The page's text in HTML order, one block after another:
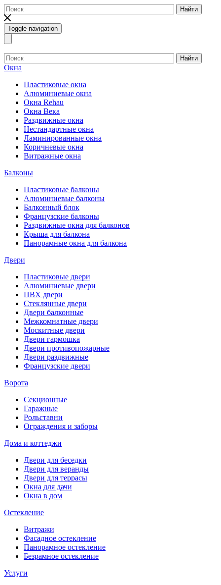
Найти
Toggle navigation
Найти
Окна
Пластиковые окна
Алюминиевые окна
Окна Rehau
Окна Века
Раздвижные окна
Нестандартные окна
Ламинированные окна
Коричневые окна
Витражные окна
Балконы
Пластиковые балконы
Алюминиевые балконы
Балконный блок
Французские балконы
Раздвижные окна для балконов
Крыша для балкона
Панорамные окна для балкона
Двери
Пластиковые двери
Алюминиевые двери
ПВХ двери
Стеклянные двери
Двери балконные
Межкомнатные двери
Москитные двери
Двери гармошка
Двери противопожарные
Двери раздвижные
Французские двери
Ворота
Секционные
Гаражные
Рольставни
Ограждения и заборы
Дома и коттеджи
Двери для беседки
Двери для веранды
Двери для террасы
Окна для дачи
Окна в дом
Остекление
Витражи
Фасадное остекление
Панорамное остекление
Безрамное остекление
Услуги